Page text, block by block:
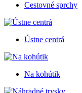
Cestovné sprchy
Ústne centrá
Na kohútik